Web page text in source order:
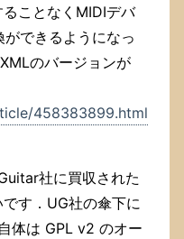
ことなくMIDIデバ
できるようになっ
のバージョンが
458383899.html
社に買収された
です．UG社の傘下に
体は GPL v2 のオー